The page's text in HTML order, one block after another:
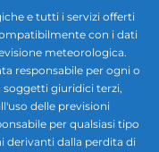
e tutti i servizi offerti
con i dati
meteorologica.
responsabile per ogni o
soggetti giuridici terzi,
delle previsioni
per qualsiasi tipo
derivanti dalla perdita di